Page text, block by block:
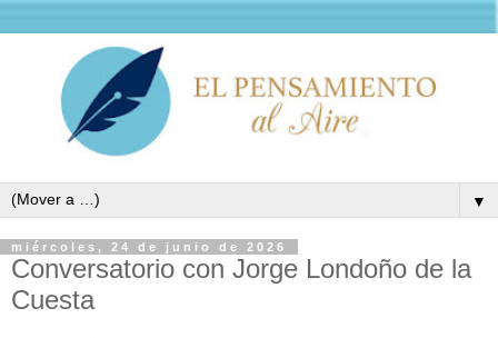
▼
miércoles, 24 de junio de 2026
Conversatorio con Jorge Londoño de la
Cuesta